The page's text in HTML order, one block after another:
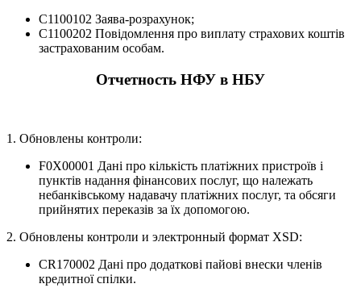
C1100102 Заява-розрахунок;
С1100202 Повідомлення про виплату страхових коштів
застрахованим особам.
Отчетность НФУ в НБУ
1. Обновлены контроли:
F0X00001 Дані про кількість платіжних пристроїв і
пунктів надання фінансових послуг, що належать
небанківському надавачу платіжних послуг, та обсяги
прийнятих переказів за їх допомогою.
2. Обновлены контроли и электронный формат XSD:
CR170002 Дані про додаткові пайові внески членів
кредитної спілки.